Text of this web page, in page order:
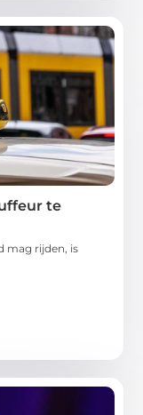
te
mag rijden, is